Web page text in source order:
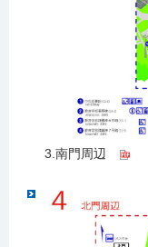
3.南門周辺